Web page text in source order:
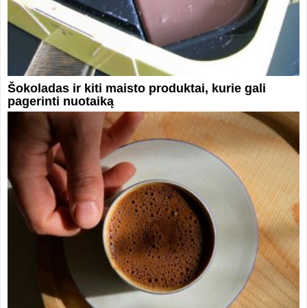
Šokoladas ir kiti maisto produktai, kurie gali
pagerinti nuotaiką